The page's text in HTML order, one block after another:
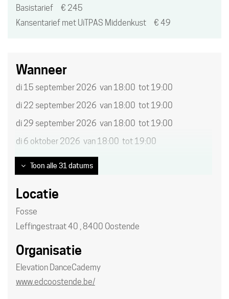
Basistarief € 245
Kansentarief met UiTPAS Middenkust
€ 49
Wanneer
di 15 september 2026 van 18:00 tot 19:00
di 22 september 2026 van 18:00 tot 19:00
di 29 september 2026 van 18:00 tot 19:00
di 6 oktober 2026 van 18:00 tot 19:00
Toon alle 31 datums
Locatie
Fosse
Leffingestraat 40 8400 Oostende
Organisatie
Elevation DanceCademy
Website
www.edcoostende.be/